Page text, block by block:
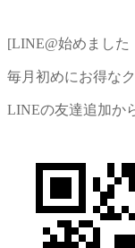
[LINE@始めました
毎月初めにお得な
LINEの友達追加か